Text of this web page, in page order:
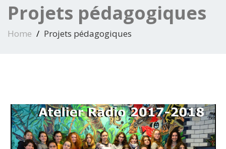
Projets pédagogiques
Home Projets pédagogiques